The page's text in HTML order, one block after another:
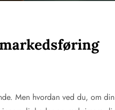
Men hvordan ved du, om